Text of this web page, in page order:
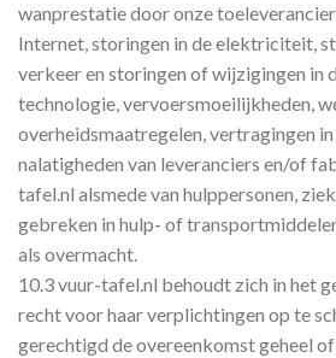
wanprestatie door onze
Internet, storingen in de elektriciteit,
verkeer en storingen of wijzigingen in
technologie, vervoersmoeilijkheden,
overheidsmaatregelen, vertragingen in
nalatigheden van leveranciers en/of
tafel.nl alsmede van hulppersonen,
gebreken in hulp- of
als overmacht.
10.3 vuur-tafel.nl behoudt zich in het
recht voor haar verplichtingen op te
gerechtigd de overeenkomst geheel